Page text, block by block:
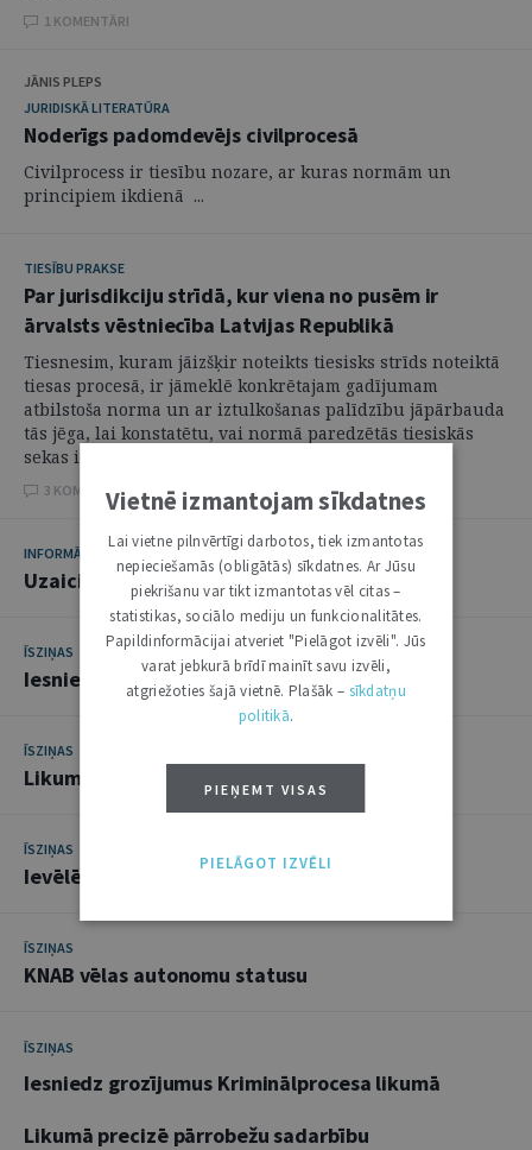
1 KOMENTĀRI
JĀNIS PLEPS
JURIDISKĀ LITERATŪRA
Noderīgs padomdevējs civilprocesā
Civilprocess ir tiesību nozare, ar kuras normām un
principiem ikdienā ...
TIESĪBU PRAKSE
Par jurisdikciju strīdā, kur viena no pusēm ir
ārvalsts vēstniecība Latvijas Republikā
Tiesnesim, kuram jāizšķir noteikts tiesisks strīds noteiktā
tiesas procesā, ir jāmeklē konkrētajam gadījumam
atbilstoša norma un ar iztulkošanas palīdzību jāpārbauda
tās jēga, lai konstatētu, vai normā paredzētās tiesiskās
sekas ir piemērojamas ...
3 KOMENTĀRI
INFORMĀCIJA
Uzaicina parad litemtiesnesi
ĪSZIŅAS
Iesniedz grozījumus Kriminālprocesa likumā
ĪSZIŅAS
Likumā precizē pārrobežu sadarbību
ĪSZIŅAS
Ievēlē tiesas priekšsēdētāja vietnieku
ĪSZIŅAS
KNAB vēlas autonomu statusu
ĪSZIŅAS
Iesniedz grozījumus Kriminālprocesa likumā
Likumā precizē pārrobežu sadarbību
Vietnē izmantojam sīkdatnes
Lai vietne pilnvērtīgi darbotos, tiek izmantotas
nepieciešamās (obligātās) sīkdatnes. Ar Jūsu
piekrišanu var tikt izmantotas vēl citas –
statistikas, sociālo mediju un funkcionalitātes.
Papildinformācijai atveriet "Pielāgot izvēli". Jūs
varat jebkurā brīdī mainīt savu izvēli,
atgriežoties šajā vietnē. Plašāk – sīkdatņu
politikā.
PIEŅEMT VISAS
PIELĀGOT IZVĒLI